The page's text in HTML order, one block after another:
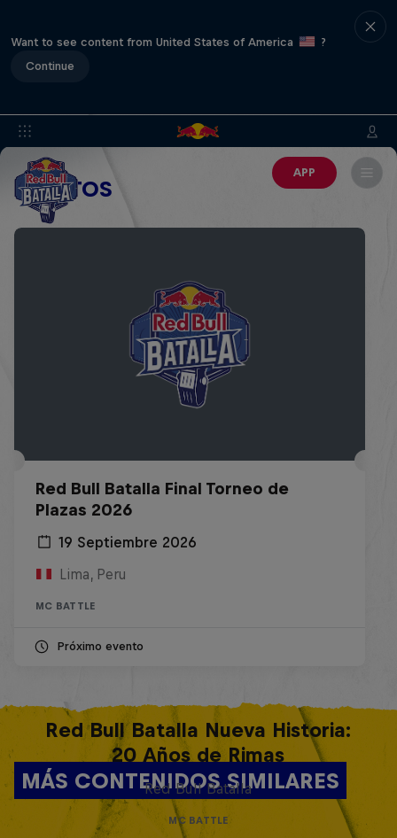
Want to see content from United States of America
?
Continue
APP
EVENTOS
Red Bull Batalla Final Torneo de
Plazas 2026
19 Septiembre 2026
Lima, Peru
MC BATTLE
Próximo evento
MÁS CONTENIDOS SIMILARES
Red Bull Batalla Nueva Historia:
20 Años de Rimas
Red Bull Batalla
MC BATTLE